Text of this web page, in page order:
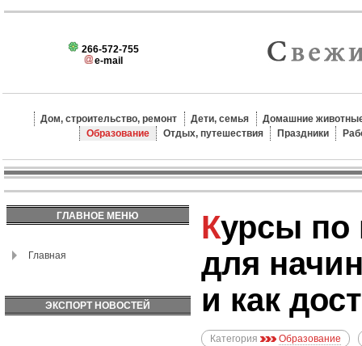
266-572-755
e-mail
Дом, строительство, ремонт Дети, семья
Домашние
Образование
Отдых, путешествия Праздники
ГЛАВНОЕ МЕНЮ
Главная
ЭКСПОРТ НОВОСТЕЙ
Курсы по программированию
для
и как
Категория Образование